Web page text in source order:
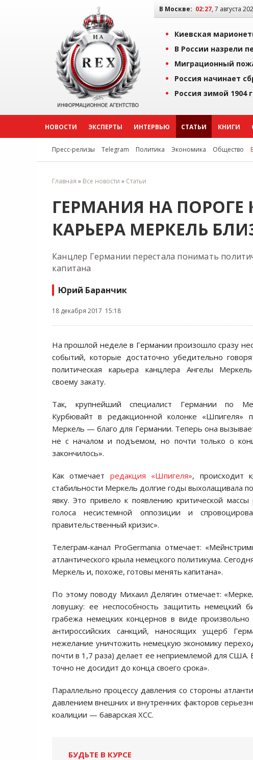
В Москве: 02:27, 7 августа
Киевская
В России назрели
Миграционный
Россия начинает
Россия зимой 1904
НОВОСТИ ЭКСПЕРТЫ ИНТЕРВЬЮ СТАТЬИ КНИГИ
Пресс-релизы Telegram Политика Экономика Общество
Главная » Все новости » Статьи
ГЕРМАНИЯ НА ПОРОГЕ
КАРЬЕРА МЕРКЕЛЬ
Канцлер Германии перестала понимать
капитана
Юрий Баранчик
18 декабря 2017 15:18
На прошлой неделе в Германии произошло сразу
событий, которые достаточно убедительно
политическая карьера канцлера Ангелы
своему закату.
Так, крупнейший специалист Германии по
Курбювайт в редакционной колонке «Шпигеля»
Меркель — благо для Германии. Теперь она
не с началом и подъемом, но почти только о
закончилось».
Как отмечает редакция «Шпигеля», происходит
стабильности Меркель долгие годы выхолащивала
явку. Это привело к появлению критической
голоса несистемной оппозиции и
правительственный кризис».
Телеграм-канал ProGermania отмечает:
атлантического крыла немецкого политикума.
Меркель и, похоже, готовы менять капитана».
По этому поводу Михаил Делягин отмечает:
ловушку: ее неспособность защитить немецкий
грабежа немецких концернов в виде
антироссийских санкций, наносящих ущерб
нежелание уничтожить немецкую экономику
почти в 1,7 раза) делает ее неприемлемой для
точно не досидит до конца своего срока».
Параллельно процессу давления со стороны
давлением внешних и внутренних факторов
коалиции — баварская ХСС.
БУДЬТЕ В КУРСЕ